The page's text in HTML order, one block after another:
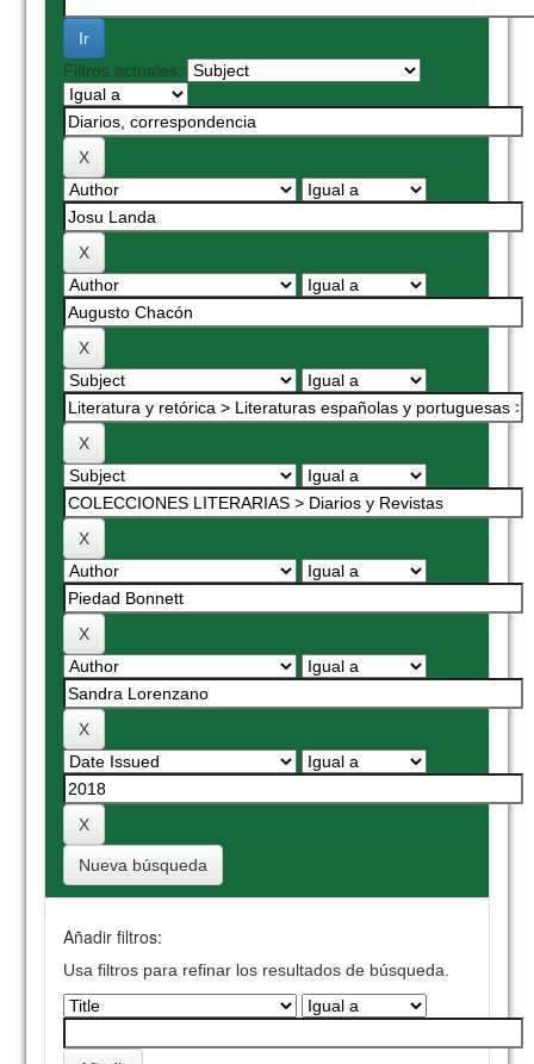
Filtros actuales:
Nueva búsqueda
Añadir filtros:
Usa filtros para refinar los resultados de búsqueda.